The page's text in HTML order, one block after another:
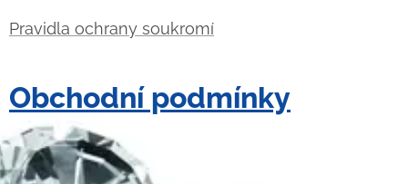
Pravidla ochrany soukromí
Obchodní podmínky